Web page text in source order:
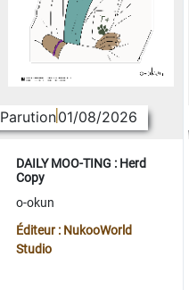
Parution01/08/2026
DAILY MOO-TING : Herd
Copy
o-okun
Éditeur : NukooWorld
Studio